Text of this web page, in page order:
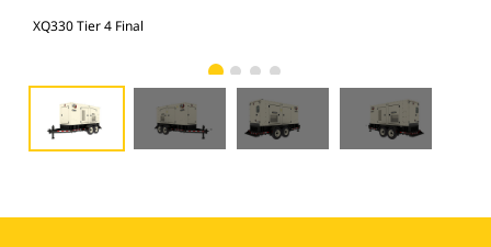
XQ330 Tier 4 Final